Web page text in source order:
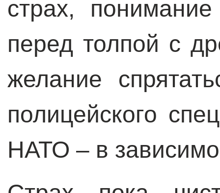
страх,
перед толпой с
желание
полицейского
НАТО – в